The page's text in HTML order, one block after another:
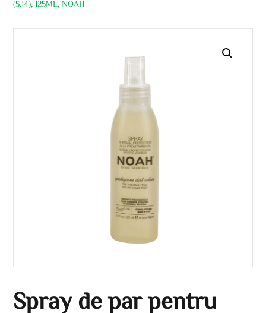
(5.14), 125ML, NOAH
Spray de par pentru